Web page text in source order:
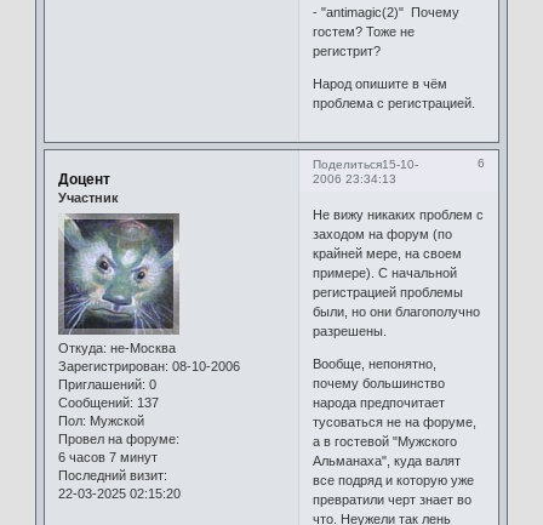
- "antimagic(2)" Почему
гостем? Тоже не
регистрит?
Народ опишите в чём
проблема с регистрацией.
Поделиться 6
15-10-
2006 23:34:13
Доцент
Участник
Откуда: не-Москва
Зарегистрирован: 08-10-2006
Приглашений: 0
Сообщений: 137
Пол: Мужской
Провел на форуме:
6 часов 7 минут
Последний визит:
22-03-2025 02:15:20
Не вижу никаких проблем с
заходом на форум (по
крайней мере, на своем
примере). С начальной
регистрацией проблемы
были, но они благополучно
разрешены.
Вообще, непонятно,
почему большинство
народа предпочитает
тусоваться не на форуме,
а в гостевой "Мужского
Альманаха", куда валят
все подряд и которую уже
превратили черт знает во
что. Неужели так лень